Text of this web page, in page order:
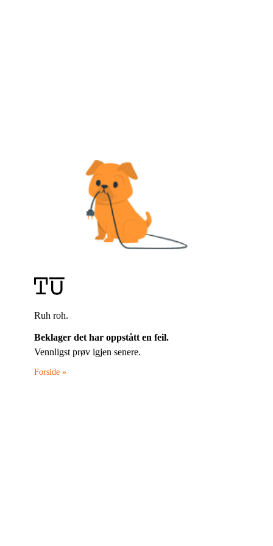
Ruh roh.
Beklager det har oppstått en feil.
Vennligst prøv igjen senere.
Forside »